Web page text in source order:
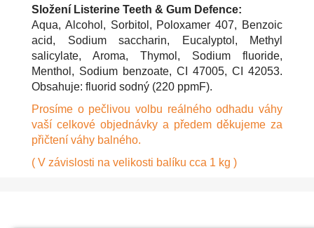
Složení Listerine Teeth & Gum Defence:
Aqua, Alcohol, Sorbitol, Poloxamer 407, Benzoic
acid, Sodium saccharin, Eucalyptol, Methyl
salicylate, Aroma, Thymol, Sodium fluoride,
Menthol, Sodium benzoate, CI 47005, CI 42053.
Obsahuje: fluorid sodný (220 ppmF).
Prosíme o pečlivou volbu reálného odhadu váhy
vaší celkové objednávky a předem děkujeme za
přičtení váhy balného.
( V závislosti na velikosti balíku cca 1 kg )